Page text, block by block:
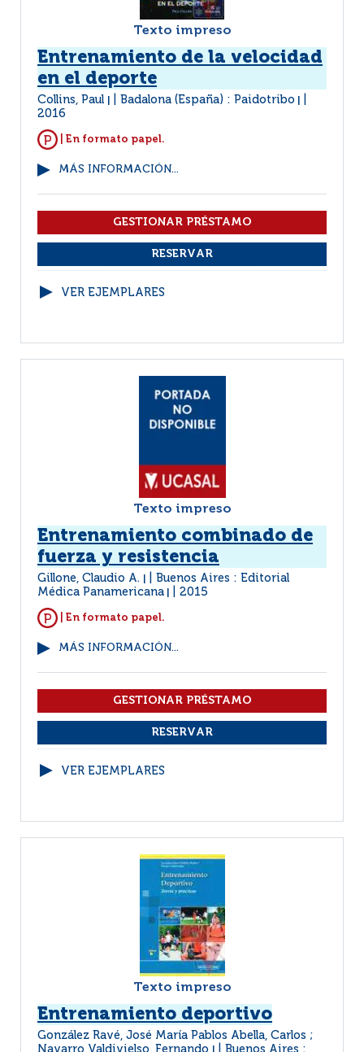
Texto impreso
Entrenamiento de la velocidad
en el deporte
Collins, Paul Badalona (España) : Paidotribo
2016
| En formato papel.
MÁS INFORMACIÓN...
VER EJEMPLARES
Texto impreso
Entrenamiento combinado de
fuerza y resistencia
Gillone, Claudio A.
Buenos Aires : Editorial
Médica Panamericana
2015
| En formato papel.
MÁS INFORMACIÓN...
VER EJEMPLARES
Texto impreso
Entrenamiento deportivo
González Ravé, José María Pablos Abella, Carlos ;
Navarro Valdivielso, Fernando
Buenos Aires :